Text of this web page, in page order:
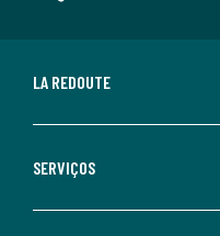
LA REDOUTE
SERVIÇOS